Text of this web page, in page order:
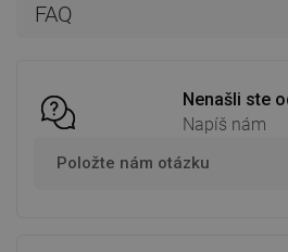
FAQ
Nenašli ste
Napíš nám
Položte nám otázku